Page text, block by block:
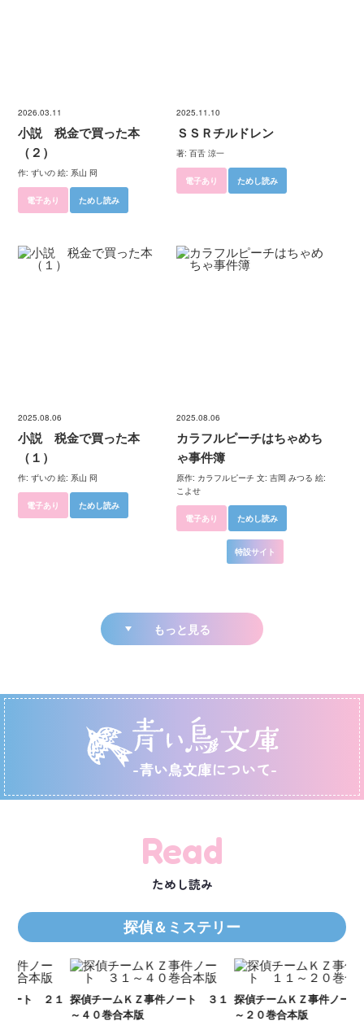
2026.03.11
小説 税金で買った本
（２）
作: ずいの 絵: 系山 冏
電子あり ためし読み
2025.11.10
ＳＳＲチルドレン
著: 百舌 涼一
電子あり ためし読み
2025.08.06
小説 税金で買った本
（１）
作: ずいの 絵: 系山 冏
電子あり ためし読み
2025.08.06
カラフルピーチはちゃめち
ゃ事件簿
原作: カラフルピーチ 文: 吉岡 みつる 絵:
こよせ
電子あり ためし読み
特設サイト
もっと見る
-青い鳥文庫について-
Read
ためし読み
探偵＆ミステリー
探偵チームＫＺ事件ノート ３１
～４０巻合本版
探偵チームＫＺ事件ノート １１
～２０巻合本版